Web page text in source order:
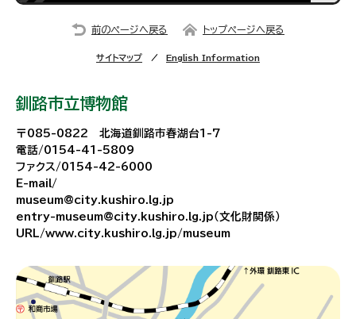
前のページへ戻る トップページへ戻る
サイトマップ English Information
釧路市立博物館
〒085-0822 北海道釧路市春湖台1-7
電話/0154-41-5809
ファクス/0154-42-6000
E-mail/
museum@city.kushiro.lg.jp
entry-museum@city.kushiro.lg.jp（文化財関係）
URL/www.city.kushiro.lg.jp/museum